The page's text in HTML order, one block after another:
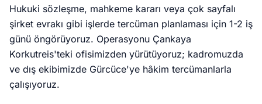
Hukuki sözleşme, mahkeme kararı veya çok sayfalı
şirket evrakı gibi işlerde tercüman planlaması için 1-2 iş
günü öngörüyoruz. Operasyonu Çankaya
Korkutreis'teki ofisimizden yürütüyoruz; kadromuzda
ve dış ekibimizde Gürcüce'ye hâkim tercümanlarla
çalışıyoruz.